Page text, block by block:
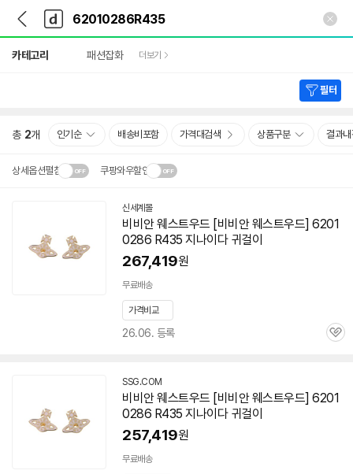
다
나
와
가
기
다
와
메
인
카테고리 패션잡화 더보기
필터
총 2개 인기순 배송비포함 가격대검색 상품구분 결과
상세옵션펼침 쿠팡와우할인
배송·설치비가 달라집니다.닫
기
신세계몰
비비안 웨스트우드 [비비안 웨스트우드] 6201
0286 R435 지나이다 귀걸이
267,419원
무료배송
가격비교
26.06. 등록
관
SSG.COM
비비안 웨스트우드 [비비안 웨스트우드] 6201
0286 R435 지나이다 귀걸이
257,419원
무료배송